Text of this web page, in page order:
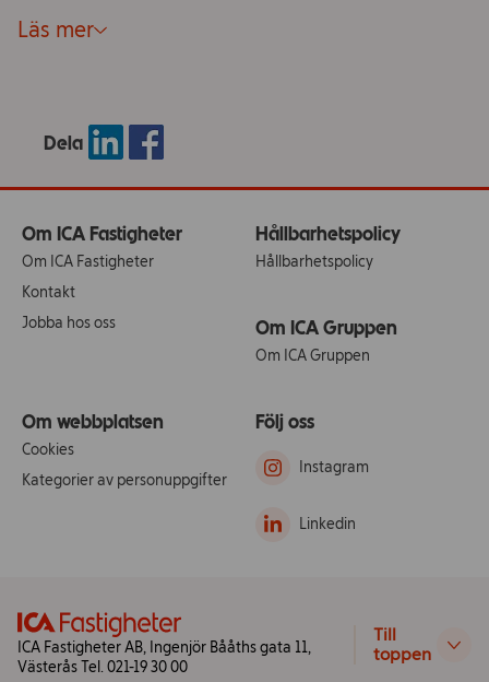
Läs mer
Dela
Om ICA Fastigheter
Om ICA Fastigheter
Kontakt
Jobba hos oss
Hållbarhetspolicy
Hållbarhetspolicy
Om ICA Gruppen
Om ICA Gruppen
Om webbplatsen
Cookies
Kategorier av personuppgifter
Följ oss
Instagram
Linkedin
ICA Fastigheter AB, Ingenjör Bååths gata 11,
Västerås Tel. 021-19 30 00
Till
toppen